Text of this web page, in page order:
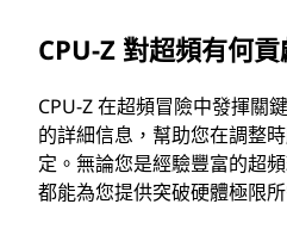
CPU-Z 對超頻有何貢
CPU-Z 在超頻冒險中發揮關
的詳細信息，幫助您在調整
定。無論您是經驗豐富的超
都能為您提供突破硬體極限